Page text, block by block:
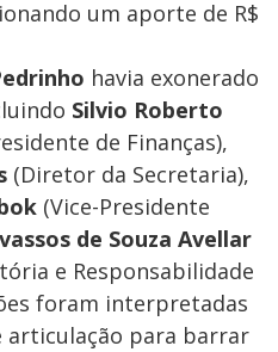
um aporte de R$
havia exonerado
Silvio Roberto
de Finanças),
(Diretor da Secretaria),
(Vice-Presidente
de Souza Avellar
e Responsabilidade
foram interpretadas
articulação para barrar